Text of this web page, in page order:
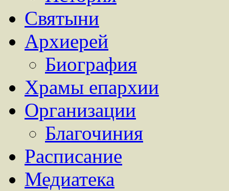
Святыни
Архиерей
Биография
Храмы епархии
Организации
Благочиния
Расписание
Медиатека